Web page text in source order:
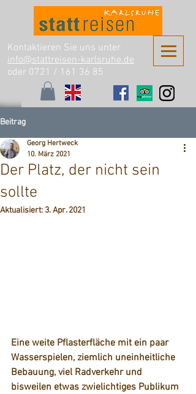
Kontaktieren Sie uns unter
info@stattreisen-karlsruhe.de
oder 0721 / 161 36 85
Beitrag
Der Platz, der nicht sein
sollte
Georg Hertweck
10. März 2021
Aktualisiert: 3. Apr. 2021
Eine weite Pflasterfläche mit ein paar
Wasserspielen, ziemlich uneinheitliche
Bebauung, viel Radverkehr und
bisweilen etwas zwielichtiges Publikum